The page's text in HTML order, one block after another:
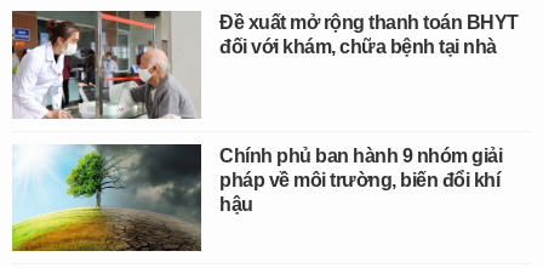
Đề xuất mở rộng thanh toán BHYT
đối với khám, chữa bệnh tại nhà
Chính phủ ban hành 9 nhóm giải
pháp về môi trường, biến đổi khí
hậu